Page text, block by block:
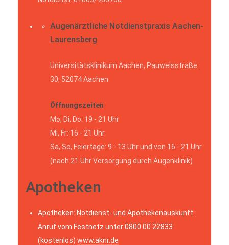
Augenärztliche Notdienstpraxis Aachen-
Laurensberg
Universitätsklinikum Aachen, Pauwelsstraße
30, 52074 Aachen
Öffnungszeiten
Mo, Di, Do: 19 - 21 Uhr
Mi, Fr: 16 - 21 Uhr
Sa, So, Feiertage: 9 - 13 Uhr und von 16 - 21 Uhr
(nach 21 Uhr Versorgung durch Augenklinik)
Apotheken
Apotheken: Notdienst- und Apothekenauskunft:
Anruf vom Festnetz unter 0800 00 22833
(kostenlos) www.aknr.de